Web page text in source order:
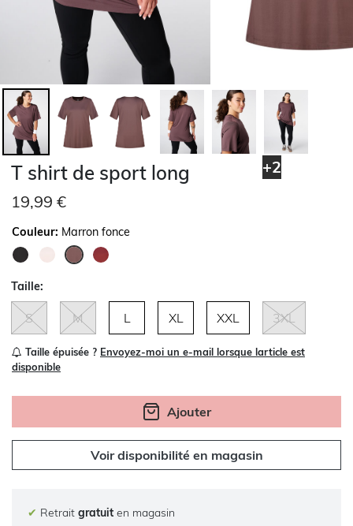
+2
T shirt de sport long
19,99 €
Couleur: Marron fonce
Taille:
S M L XL XXL 3XL
Taille épuisée ? Envoyez-moi un e-mail lorsque larticle est
disponible
Ajouter
Voir disponibilité en magasin
✔ Retrait gratuit en magasin